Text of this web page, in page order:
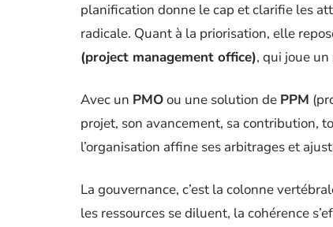
planification donne le cap et clarifie les
radicale. Quant à la priorisation, elle
(project management office), qui joue
Avec un PMOou une solution de PPM
projet, son avancement, sa contribution,
l’organisation affine ses arbitrages et
La gouvernance, c’est la colonne
les ressources se diluent, la cohérence